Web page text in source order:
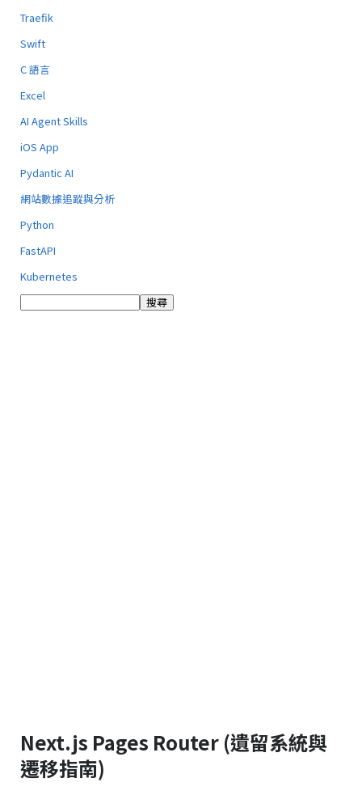
Traefik
Swift
C 語言
Excel
AI Agent Skills
iOS App
Pydantic AI
網站數據追蹤與分析
Python
FastAPI
Kubernetes
Next.js Pages Router (遺留系統與
遷移指南)